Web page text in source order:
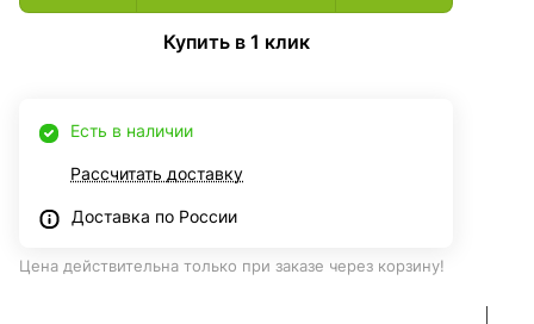
Купить в 1 клик
Есть в наличии
Рассчитать доставку
Доставка по России
Цена действительна только при заказе через корзину!